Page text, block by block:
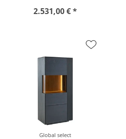
2.531,00 € *
Global select